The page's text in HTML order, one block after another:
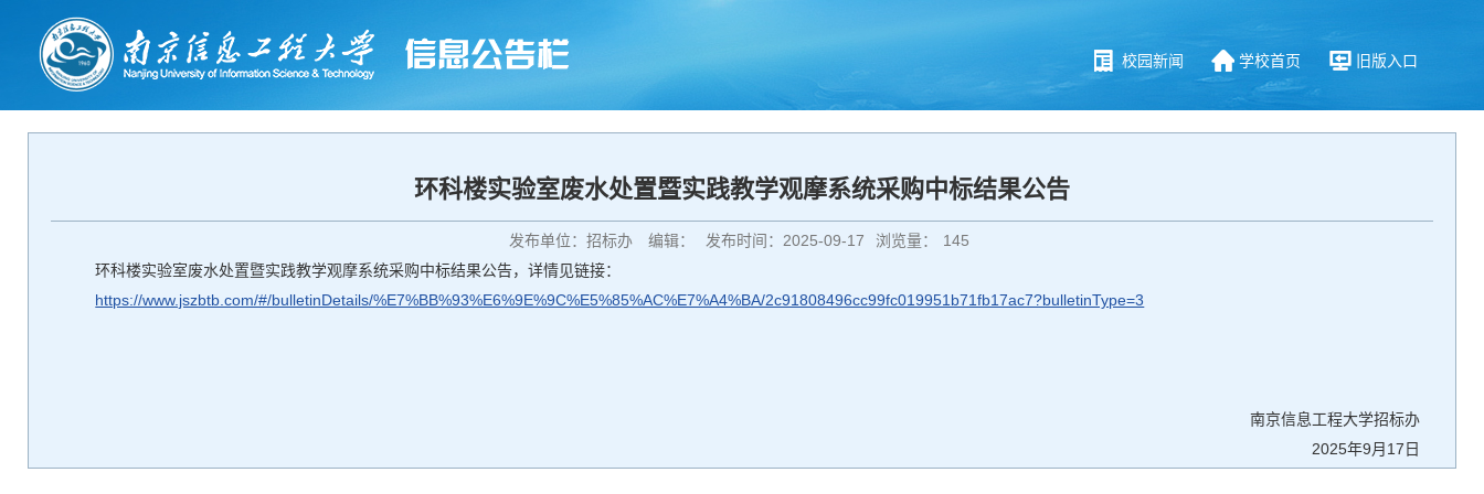
校园新闻 学校首页 旧版入口
环科楼实验室废水处置暨实践教学观摩系统采购中标结果公告
发布单位：招标办 编辑： 发布时间：2025-09-17 浏览量：
145
环科楼实验室废水处置暨实践教学观摩系统采购中标结果公告，详情见链接：
https://www.jszbtb.com/#/bulletinDetails/%E7%BB%93%E6%9E%9C%E5%85%AC%E7%A4%BA/2c91808496cc99fc019951b71fb17ac7?bulletinType=3
南京信息工程大学招标办
2025年9月17日